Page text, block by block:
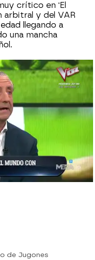
crítico en 'El
arbitral y del VAR
llegando a
una mancha
02:25
de Jugones